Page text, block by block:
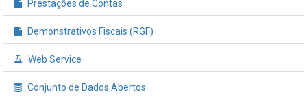
Prestações de Contas
Demonstrativos Fiscais (RGF)
Web Service
Conjunto de Dados Abertos